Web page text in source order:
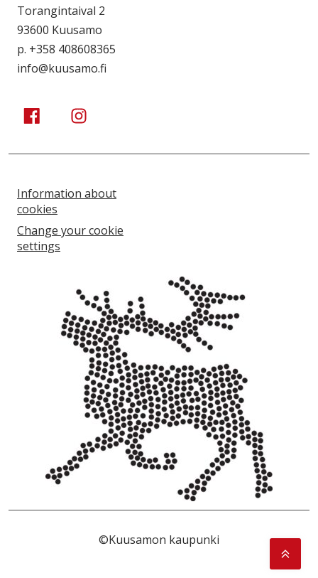
Torangintaival 2
93600 Kuusamo
p. +358 408608365
info@kuusamo.fi
Kuusamo Karhuntassu
Kuusamo Karhuntassu
Information about
cookies
Change your cookie
settings
©Kuusamon kaupunki